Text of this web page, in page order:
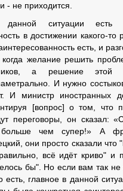
- не приходится.
ситуации есть
в достижении какого-то
есть, и
желание решить
а решение этой
И нужно
И министр иностранных
[вопрос] о том, что
переговоры, он сказал:
чем супер!» А
они просто сказали что
всё идёт криво" и
бы". Но если вам так не
есть, главное в данной